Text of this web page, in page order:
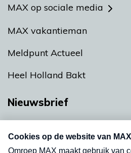
MAX op sociale media
MAX vakantieman
Meldpunt Actueel
Heel Holland Bakt
Nieuwsbrief
Neem hier een gratis
nieuwsbrief. Elke vrijdag- en
uw mailbox.